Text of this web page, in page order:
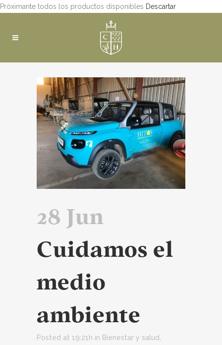
Próximante todos los productos disponibles Descartar
28 Jun
Cuidamos el
medio
ambiente
Posted at 19:21h in Bienestar y salud